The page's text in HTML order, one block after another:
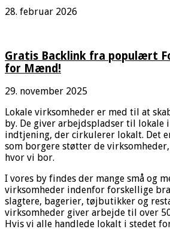
28. februar 2026
Gratis Backlink fra populært
for Mænd!
29. november 2025
Lokale virksomheder er med til at
by. De giver arbejdspladser til lokale
indtjening, der cirkulerer lokalt. Det
som borgere støtter de
hvor vi bor.
I vores by findes der mange små og
virksomheder indenfor forskellige
slagtere, bagerier, tøjbutikker og
virksomheder giver arbejde til over
Hvis vi alle handlede lokalt i stedet